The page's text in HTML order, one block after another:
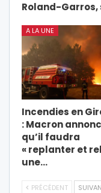
Roland-
A LA UNE
Incendies en
: Macron
qu’il faudra
« replanter et
une…
PRÉCÉDENT